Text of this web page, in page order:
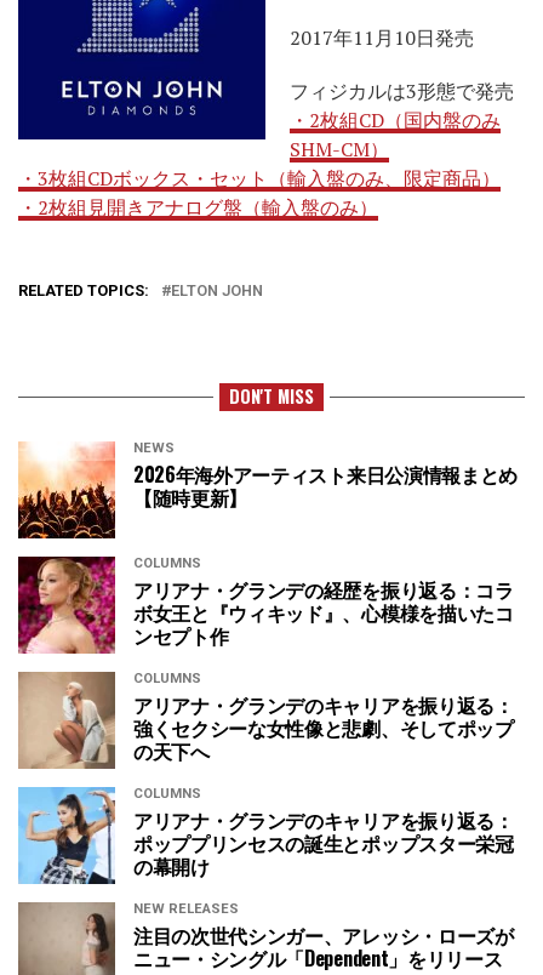
2017年11月10日発売
フィジカルは3形態で発売
・2枚組CD（国内盤のみ
SHM-CM）
・3枚組CDボックス・セット（輸入盤のみ、限定商品）
・2枚組見開きアナログ盤（輸入盤のみ）
RELATED TOPICS: ELTON JOHN
DON'T MISS
NEWS
2026年海外アーティスト来日公演情報まとめ
【随時更新】
COLUMNS
アリアナ・グランデの経歴を振り返る：コラ
ボ女王と『ウィキッド』、心模様を描いたコ
ンセプト作
COLUMNS
アリアナ・グランデのキャリアを振り返る：
強くセクシーな女性像と悲劇、そしてポップ
の天下へ
COLUMNS
アリアナ・グランデのキャリアを振り返る：
ポッププリンセスの誕生とポップスター栄冠
の幕開け
NEW RELEASES
注目の次世代シンガー、アレッシ・ローズが
ニュー・シングル「Dependent」をリリース